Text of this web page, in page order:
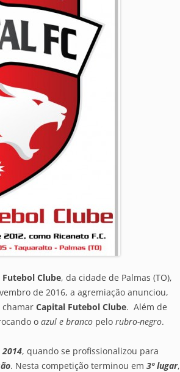
Futebol Clube, da cidade de Palmas (TO),
de 2016, a agremiação anunciou,
chamar Capital Futebol Clube. Além de
o azul e branco pelo rubro-negro.
2014, quando se profissionalizou para
. Nesta competição terminou em 3º lugar,